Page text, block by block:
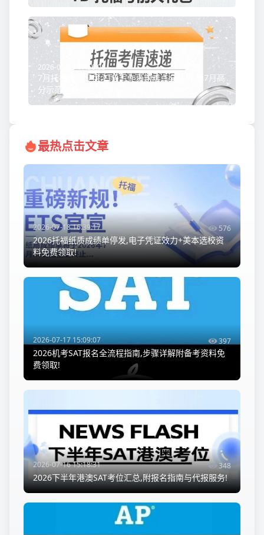
2026-08-03 17:56:08
7月托福考情复盘:口语写作真题难点全解析,附7月高
分示范免费领
最热点击文章
2026-07-18 16:39:17 576
2026托福纸质成绩单停发,电子凭证效力+美本选校资
料免费领取!
2026-07-17 15:09:07 397
2026机考SAT报名全流程指南,步骤详解附备考资料免
费领取!
2026-07-16 15:18:31 348
2026下半年港澳SAT考位汇总,附报名指南与代报服务!